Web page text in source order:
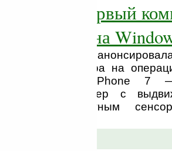
Pro — первый
Dell на
компания Dell
коммуникатора на
Windows Phone 7
слайдер с
ёмкостным